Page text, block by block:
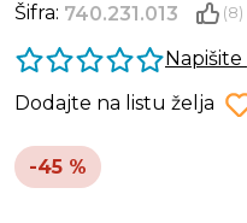
Šifra: 740.231.013 (8)
Dodajte na listu želja
-45 %